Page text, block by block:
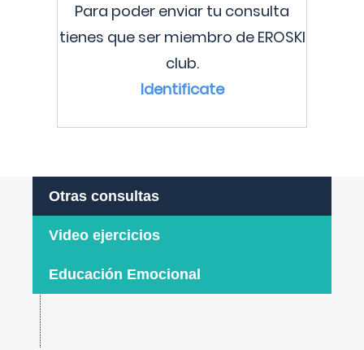
Para poder enviar tu consulta
tienes que ser miembro de EROSKI
club.
Identificate
Otras consultas
Video ejercicios
Educación Emocional